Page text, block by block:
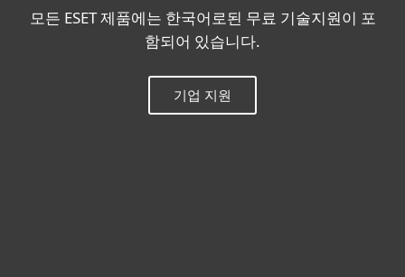
모든 ESET 제품에는 한국어로된 무료 기술지원이 포
함되어 있습니다.
기업 지원